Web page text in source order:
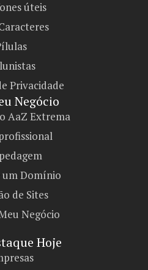
úteis
Privacidade
Negócio​
AaZ Extrema
um Domínio
de Sites
Negócio
Hoje